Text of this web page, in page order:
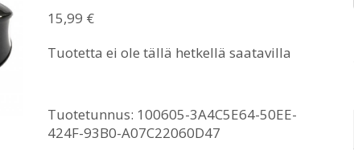
15,99 €
Tuotetta ei ole tällä hetkellä saatavilla
Tuotetunnus: 100605-3A4C5E64-50EE-
424F-93B0-A07C22060D47